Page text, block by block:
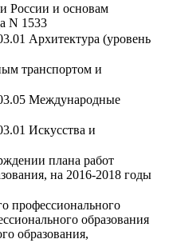
России и основам
N 1533
Архитектура (уровень
транспортом и
Международные
Искусства и
плана работ
на 2016-2018 годы
профессионального
образования
образования,